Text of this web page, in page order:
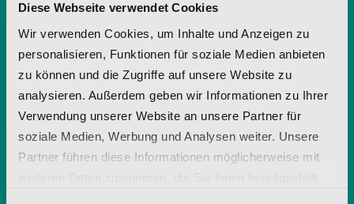
Diese Webseite verwendet Cookies
Wir verwenden Cookies, um Inhalte und Anzeigen zu
personalisieren, Funktionen für soziale Medien anbieten
zu können und die Zugriffe auf unsere Website zu
analysieren. Außerdem geben wir Informationen zu Ihrer
Verwendung unserer Website an unsere Partner für
soziale Medien, Werbung und Analysen weiter. Unsere
Partner führen diese Informationen möglicherweise mit
Sie unsere Broschüre an.
Vorname